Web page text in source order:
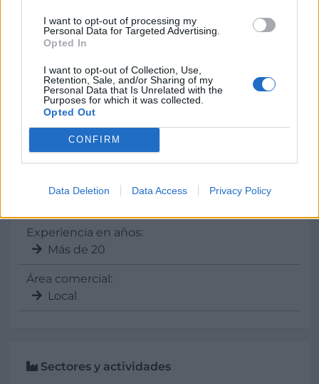
I want to opt-out of processing my
Personal Data for Targeted Advertising.
Opted In
I want to opt-out of Collection, Use,
Retention, Sale, and/or Sharing of my
Personal Data that Is Unrelated with the
Purposes for which it was collected.
Opted Out
CONFIRM
Data Deletion Data Access Privacy Policy
Gerente:
Noelia Ortega Martínez
Director:
Juan Antonio Ortega Sales
Experiencia en años:
Más de 20
Área comercial:
Local
Sectores y actividades